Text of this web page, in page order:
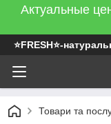
Актуальные
⭐FRESH⭐-
Товари та